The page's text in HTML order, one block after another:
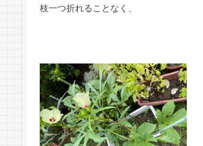
枝一つ折れることなく、